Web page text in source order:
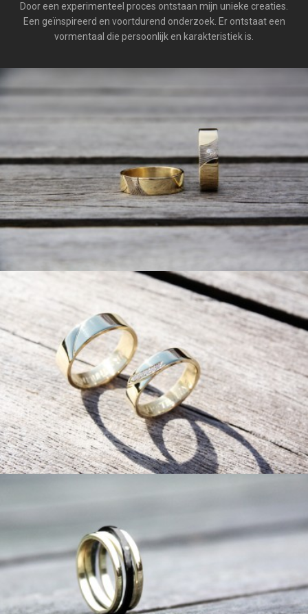
Door een experimenteel proces ontstaan mijn unieke creaties.
Een geïnspireerd en voortdurend onderzoek. Er ontstaat een
vormentaal die persoonlijk en karakteristiek is.